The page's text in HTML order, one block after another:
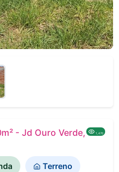
- Jd Ouro Verde,
1,470
Terreno